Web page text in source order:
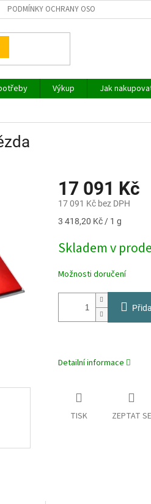
PODMÍNKY OCHRANY OSOBNÍCH ÚDAJŮ
Výkup Jak
17 091 Kč
17 091 Kč bez DPH
Měrná
3 418,20 Kč / 1 g
Skladem v
Možnosti doručení
Detailní informace
TISK ZEPTAT SE